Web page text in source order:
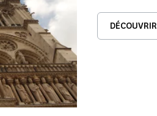
DÉCOUVRIR